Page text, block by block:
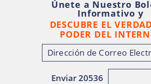
Únete a Nuestro
Informativo y
DESCUBRE EL
PODER DEL
Enviar 20536